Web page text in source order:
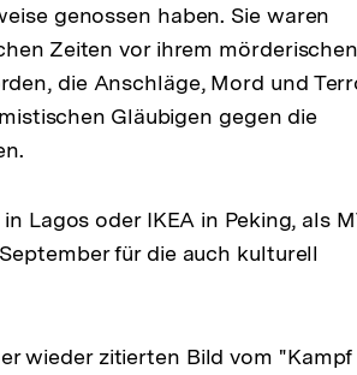
genossen haben. Sie waren
Zeiten vor ihrem mörderischen
die Anschläge, Mord und
Gläubigen gegen die
Lagos oder IKEA in Peking, als
für die auch kulturell
wieder zitierten Bild vom "Kampf